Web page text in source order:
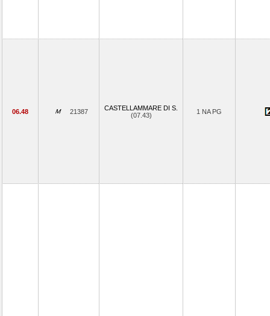
06.48 21387
CASTELLAMMARE DI S.
(07.43)
1 NA PG